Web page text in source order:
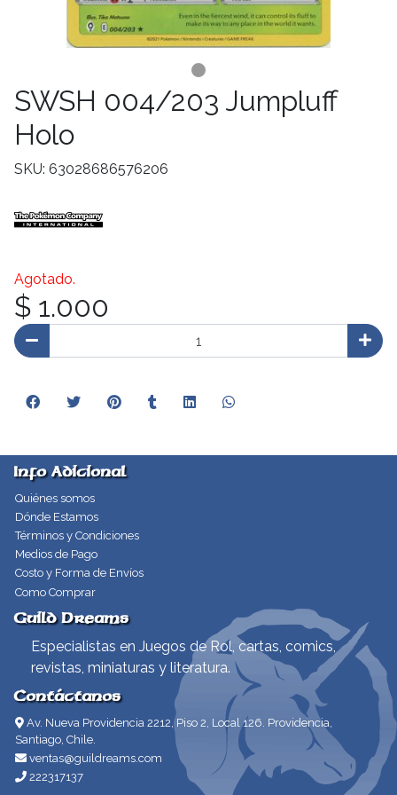
SWSH 004/203 Jumpluff
Holo
SKU: 63028686576206
Agotado.
$ 1.000
Info Adicional
Quiénes somos
Dónde Estamos
Términos y Condiciones
Medios de Pago
Costo y Forma de Envíos
Como Comprar
Guild Dreams
Especialistas en Juegos de Rol, cartas, comics,
revistas, miniaturas y literatura.
Contáctanos
Av. Nueva Providencia 2212, Piso 2, Local 126. Providencia,
Santiago, Chile.
ventas@guildreams.com
222317137